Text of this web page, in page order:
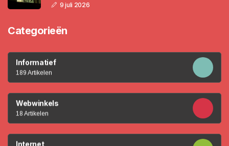
9 juli 2026
Categorieën
Informatief
189 Artikelen
Webwinkels
18 Artikelen
Internet